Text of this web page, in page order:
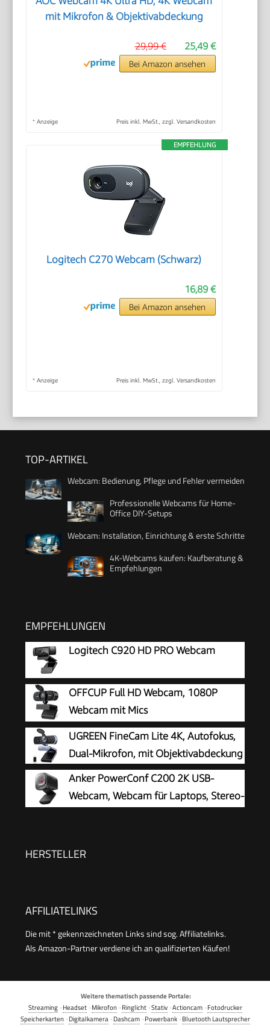
mit Mikrofon & Objektivabdeckung
25,49 €
29,99 €
Bei Amazon ansehen
* Anzeige Preis inkl. MwSt., zzgl. Versandkosten
EMPFEHLUNG
Logitech C270 Webcam (Schwarz)
16,89 €
Bei Amazon ansehen
* Anzeige Preis inkl. MwSt., zzgl. Versandkosten
TOP-ARTIKEL
Webcam: Bedienung, Pflege und Fehler vermeiden
Professionelle Webcams für Home-
Office DIY-Setups
Webcam: Installation, Einrichtung & erste Schritte
4K-Webcams kaufen: Kaufberatung &
Empfehlungen
EMPFEHLUNGEN
Logitech C920 HD PRO Webcam
OFFCUP Full HD Webcam, 1080P
Webcam mit Mics
Geräuschunterdrückung, USB Webcam
Autofokus Streaming Kamera für PC Laptop für
Live-Streaming Videoanruf Konferenz Online-
Unterricht Spiel
UGREEN FineCam Lite 4K, Autofokus,
Dual-Mikrofon, mit Objektivabdeckung
Anker PowerConf C200 2K USB-
Webcam, Webcam für Laptops, Stereo-
HERSTELLER
AFFILIATELINKS
Die mit * gekennzeichneten Links sind sog. Affiliatelinks.
Als Amazon-Partner verdiene ich an qualifizierten Käufen!
Weitere thematisch passende Portale:
Streaming·Headset·Mikrofon·Ringlicht·Stativ·Actioncam·Fotodrucker
Speicherkarten·Digitalkamera·Dashcam·Powerbank·Bluetooth Lautsprecher